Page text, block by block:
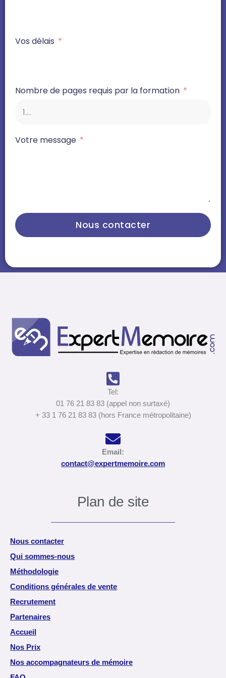
Vos délais
Nombre de pages requis par la formation
Votre message
Nous contacter
Tel:
01 76 21 83 83 (appel non surtaxé)
+ 33 1 76 21 83 83 (hors France métropolitaine)
Email:
contact@expertmemoire.com
Plan de site
Nous contacter
Qui sommes-nous
Méthodologie
Conditions générales de vente
Recrutement
Partenaires
Accueil
Nos Prix
Nos accompagnateurs de mémoire